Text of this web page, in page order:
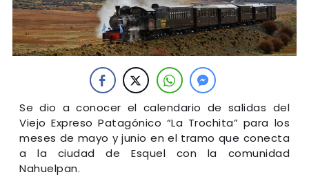
Se dio a conocer el calendario de salidas del
Viejo Expreso Patagónico “La Trochita” para los
meses de mayo y junio en el tramo que conecta
a la ciudad de Esquel con la comunidad
Nahuelpan.